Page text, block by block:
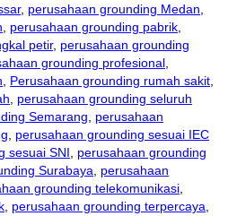
, perusahaan grounding Medan,
, perusahaan grounding pabrik,
petir, perusahaan grounding
grounding profesional,
, Perusahaan grounding rumah sakit,
, perusahaan grounding seluruh
Semarang, perusahaan
, perusahaan grounding sesuai IEC
sesuai SNI, perusahaan grounding
Surabaya, perusahaan
grounding telekomunikasi,
, perusahaan grounding terpercaya,